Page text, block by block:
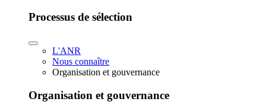
Processus de sélection
L'ANR
Nous connaître
Organisation et gouvernance
Organisation et gouvernance